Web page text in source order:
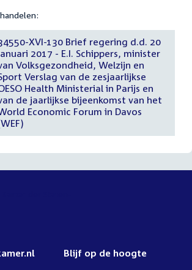
XVI-130 Brief regering d.d. 20
2017 - E.I. Schippers, minister
Volksgezondheid, Welzijn en
Verslag van de zesjaarlijkse
Health Ministerial in Parijs en
de jaarlijkse bijeenkomst van het
Economic Forum in Davos
Blijf op de hoogte